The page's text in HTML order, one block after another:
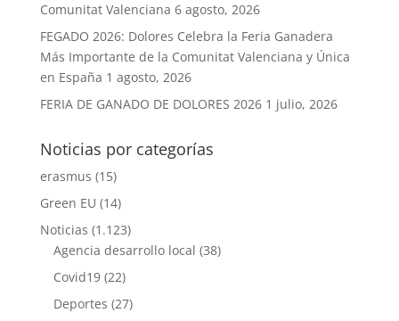
Comunitat Valenciana 6 agosto, 2026
FEGADO 2026: Dolores Celebra la Feria Ganadera
Más Importante de la Comunitat Valenciana y Única
en España 1 agosto, 2026
FERIA DE GANADO DE DOLORES 2026 1 julio, 2026
Noticias por categorías
erasmus (15)
Green EU (14)
Noticias (1.123)
Agencia desarrollo local (38)
Covid19(22)
Deportes (27)